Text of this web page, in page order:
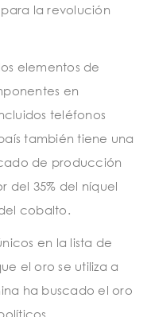
la revolución
elementos de
en
teléfonos
también tiene una
de producción
del 35% del níquel
cobalto.
en la lista de
el oro se utiliza a
ha buscado el oro